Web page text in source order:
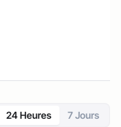
24 Heures 7 Jours